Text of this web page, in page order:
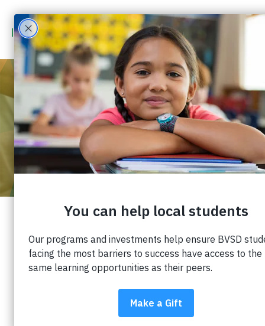
1 DE ENERO1970
5:30 PM- 6:30 PM
ORIENTACIÓN PARA VOLUNTARIOS
¡Conozca Impacto en la Educación! Conocerá a
miembros de nuestro equipo de personal,
aprenderá sobre nuestra misión e inversiones y
descubrirá cómo puede apoyar la equidad en las
escuelas del Valle de Boulder.
Orientación para voluntarios